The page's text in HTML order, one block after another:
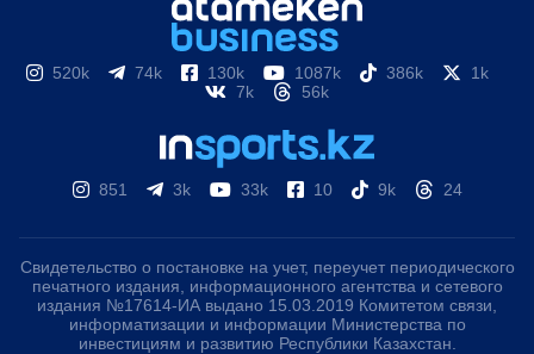
520k 74k 130k 1087k 386k
1k
7k
56k
851 3k 33k 10 9k 24
Свидетельство о постановке на учет, переучет периодического
печатного издания, информационного агентства и сетевого
издания №17614-ИА выдано 15.03.2019 Комитетом связи,
информатизации и информации Министерства по
инвестициям и развитию Республики Казахстан.